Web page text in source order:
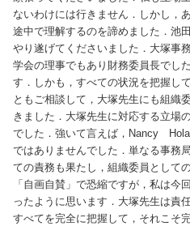
ないわけには行きません．しかし，
途中で理解するのを諦めました．池
やり遂げてくださいました．大塚事
学会の理事でもあり財務委員長でし
す．しかも，すべての状況を把握し
ともご相談して，大塚先生にも組織
きました．大塚先生に対応する立場
でした．強いて言えば，Nancy
ではありませんでした．単なる事務
ての責務も果たし，組織委員として
「自画自賛」で恐縮ですが，私は今
ったように思います．大塚先生は責
すべてを完全に把握して，それこそ